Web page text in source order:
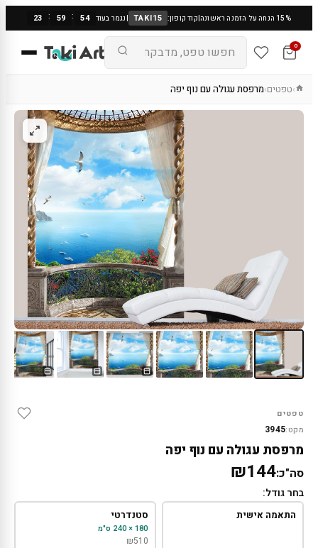
15% הנחה על הזמנה ראשונה |קוד קופון: TAKI15
|נגמר בעוד 23 : 59 : 53
0
›טפטים›מרפסת עגולה עם נוף יפה
טפטים
מקט:3945
מרפסת עגולה עם נוף יפה
סה"כ:₪144
בחר גודל:
התאמה אישית סטנדרטי
180 × 240 ס"מ
₪510